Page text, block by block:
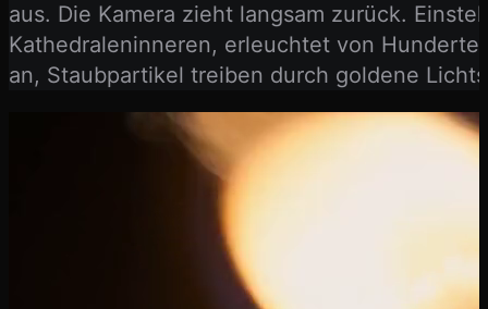
aus. Die Kamera zieht langsam zurück.
Kathedraleninneren, erleuchtet von
an, Staubpartikel treiben durch goldene